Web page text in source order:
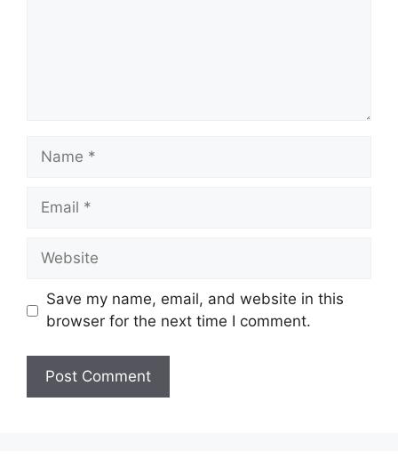
Name
Email
Website
Save my name, email, and website in this
browser for the next time I comment.